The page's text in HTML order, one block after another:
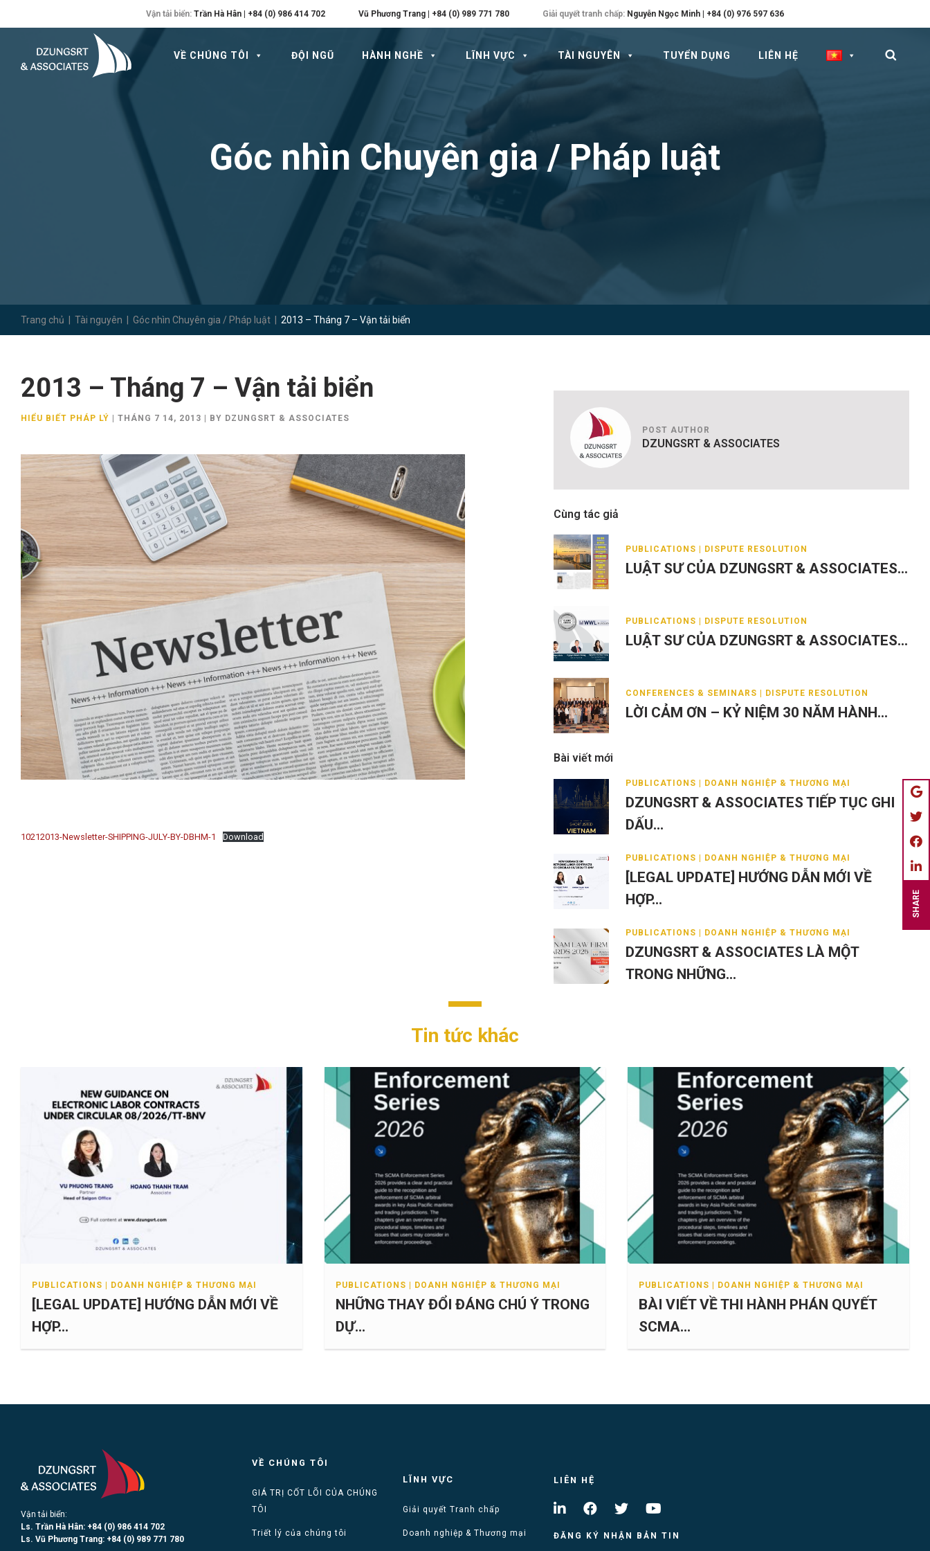
Vận tải biển: Trần Hà Hân | +84 (0) 986 414 702 Vũ Phương Trang | +84 (0) 989 771 780 Giải quyết tranh chấp: Nguyễn Ngọc Minh | +84 (0) 976 597 636
VỀ CHÚNG TÔI ĐỘI NGŨ HÀNH NGHỀ LĨNH VỰC TÀI NGUYÊN TUYỂN DỤNG LIÊN HỆ
Góc nhìn Chuyên gia / Pháp luật
Trang chủ Tài nguyên Góc nhìn Chuyên gia / Pháp luật 2013 – Tháng 7 – Vận tải biển
2013 – Tháng 7 – Vận tải biển
HIỂU BIẾT PHÁP LÝ THÁNG 7 14, 2013 BY DZUNGSRT & ASSOCIATES
10212013-Newsletter-SHIPPING-JULY-BY-DBHM-1 Download
SHARE
POST AUTHOR
DZUNGSRT & ASSOCIATES
Cùng tác giả
PUBLICATIONS | DISPUTE RESOLUTION
LUẬT SƯ CỦA DZUNGSRT & ASSOCIATES...
PUBLICATIONS | DISPUTE RESOLUTION
LUẬT SƯ CỦA DZUNGSRT & ASSOCIATES...
CONFERENCES & SEMINARS | DISPUTE RESOLUTION
LỜI CẢM ƠN – KỶ NIỆM 30 NĂM HÀNH...
Bài viết mới
PUBLICATIONS | DOANH NGHIỆP & THƯƠNG MẠI
DZUNGSRT & ASSOCIATES TIẾP TỤC GHI
DẤU...
PUBLICATIONS | DOANH NGHIỆP & THƯƠNG MẠI
[LEGAL UPDATE] HƯỚNG DẪN MỚI VỀ
HỢP...
PUBLICATIONS | DOANH NGHIỆP & THƯƠNG MẠI
DZUNGSRT & ASSOCIATES LÀ MỘT
TRONG NHỮNG...
Tin tức khác
PUBLICATIONS | DOANH NGHIỆP & THƯƠNG MẠI
[LEGAL UPDATE] HƯỚNG DẪN MỚI VỀ
HỢP...
PUBLICATIONS | DOANH NGHIỆP & THƯƠNG MẠI
NHỮNG THAY ĐỔI ĐÁNG CHÚ Ý TRONG
DỰ...
PUBLICATIONS | DOANH NGHIỆP & THƯƠNG MẠI
BÀI VIẾT VỀ THI HÀNH PHÁN QUYẾT
SCMA...
Vận tải biển:
Ls. Trần Hà Hân: +84 (0) 986 414 702
Ls. Vũ Phương Trang: +84 (0) 989 771 780
VỀ CHÚNG TÔI
GIÁ TRỊ CỐT LÕI CỦA CHÚNG
TÔI
Triết lý của chúng tôi
LĨNH VỰC
Giải quyết Tranh chấp
Doanh nghiệp & Thương mại
LIÊN HỆ
ĐĂNG KÝ NHẬN BẢN TIN